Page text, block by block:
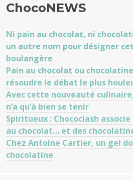
ChocoNEWS
Ni pain au chocolat, ni
un autre nom pour désigner
boulangère
Pain au chocolat ou
résoudre le débat le plus
Avec cette nouveauté
n’a qu’à bien se tenir
Spiritueux : Chococlash
au chocolat… et des
Chez Antoine Cartier, un gel
chocolatine